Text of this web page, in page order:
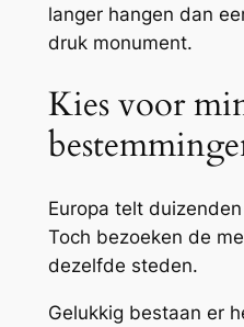
langer hangen dan
druk monument.
Kies voor
Europa telt
Toch bezoeken de
dezelfde steden.
Gelukkig bestaan er